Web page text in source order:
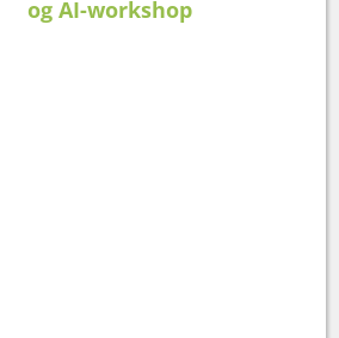
og AI-workshop